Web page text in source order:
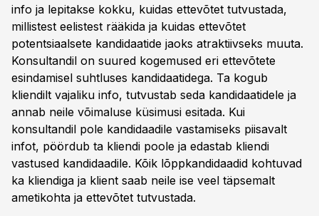
info ja lepitakse kokku, kuidas ettevõtet tutvustada,
millistest eelistest rääkida ja kuidas ettevõtet
potentsiaalsete kandidaatide jaoks atraktiivseks muuta.
Konsultandil on suured kogemused eri ettevõtete
esindamisel suhtluses kandidaatidega. Ta kogub
kliendilt vajaliku info, tutvustab seda kandidaatidele ja
annab neile võimaluse küsimusi esitada. Kui
konsultandil pole kandidaadile vastamiseks piisavalt
infot, pöördub ta kliendi poole ja edastab kliendi
vastused kandidaadile. Kõik lõppkandidaadid kohtuvad
ka kliendiga ja klient saab neile ise veel täpsemalt
ametikohta ja ettevõtet tutvustada.